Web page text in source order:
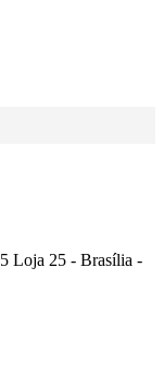
Loja 25 - Brasília -